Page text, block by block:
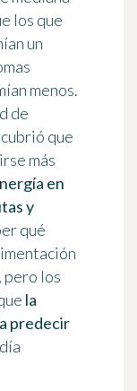
los que
un
menos.
de
que
más
en
y
qué
pero los
la
predecir